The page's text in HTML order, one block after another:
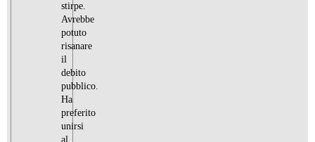
stirpe.
Avrebbe
potuto
risanare
il
debito
pubblico.
Ha
preferito
unirsi
al